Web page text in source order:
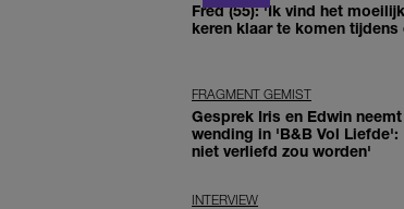
Fred (55): 'Ik vind het
keren klaar te komen tijdens
FRAGMENT GEMIST
Gesprek Iris en Edwin
wending in 'B&B Vol
niet verliefd zou worden'
INTERVIEW